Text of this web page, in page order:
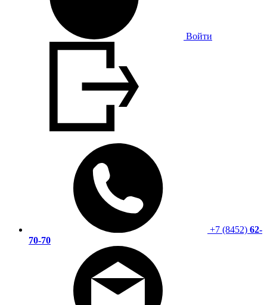
Войти
+7 (8452) 62-
70-70